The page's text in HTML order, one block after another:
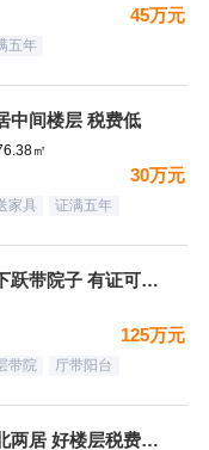
45万元
五年
中间楼层 税费低
㎡
30万元
家具 证满五年
双语旁天地新城 精装下跃带院子 有证可贷款
125万元
带院 厅带阳台
冠云路电梯房 精装南北两居 好楼层税费低有证